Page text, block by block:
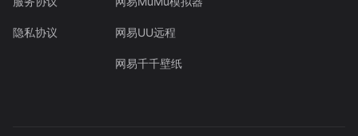
隐私协议 网易UU远程
网易千千壁纸